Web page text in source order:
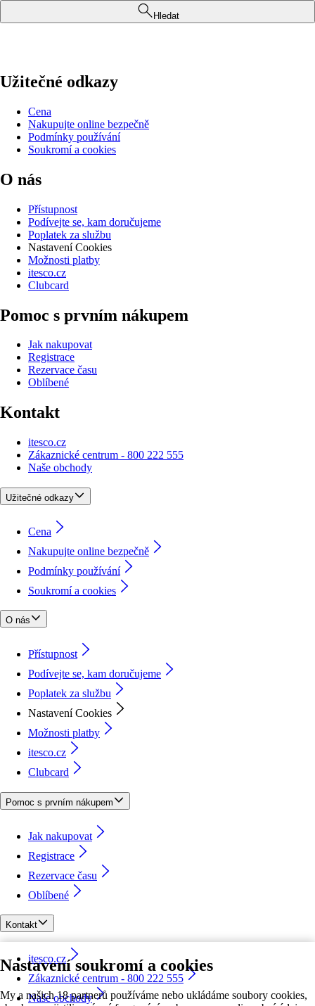
Nastavení soukromí a cookies
My a našich 18 partnerů používáme nebo ukládáme soubory cookies,
Hledat
Užitečné odkazy
Cena
Nakupujte online bezpečně
Podmínky používání
Soukromí a cookies
O nás
Přístupnost
Podívejte se, kam doručujeme
Poplatek za službu
Nastavení Cookies
Možnosti platby
itesco.cz
Clubcard
Pomoc s prvním nákupem
Jak nakupovat
Registrace
Rezervace času
Oblíbené
Kontakt
itesco.cz
Zákaznické centrum - 800 222 555
Naše obchody
Užitečné odkazy
Cena
Nakupujte online bezpečně
Podmínky používání
Soukromí a cookies
O nás
Přístupnost
Podívejte se, kam doručujeme
Poplatek za službu
Nastavení Cookies
Možnosti platby
itesco.cz
Clubcard
Pomoc s prvním nákupem
Jak nakupovat
Registrace
Rezervace času
Oblíbené
Kontakt
itesco.cz
Zákaznické centrum - 800 222 555
Naše obchody